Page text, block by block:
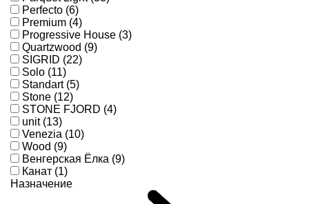
Perfecto (6)
Premium (4)
Progressive House (3)
Quartzwood (9)
SIGRID (22)
Solo (11)
Standart (5)
Stone (12)
STONE FJORD (4)
unit (13)
Venezia (10)
Wood (9)
Венгерская Ёлка (9)
Канат (1)
Назначение